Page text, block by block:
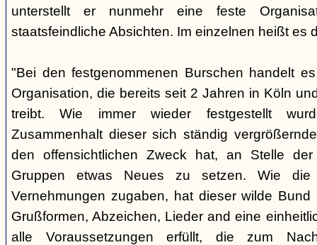
unterstellt er nunmehr eine feste
staatsfeindliche Absichten. Im einzelnen heißt es
"Bei den festgenommenen Burschen handelt
Organisation, die bereits seit 2 Jahren in Köln
treibt. Wie immer wieder festgestellt
Zusammenhalt dieser sich ständig
den offensichtlichen Zweck hat, an Stelle der
Gruppen etwas Neues zu setzen. Wie die
Vernehmungen zugaben, hat dieser wilde
Grußformen, Abzeichen, Lieder and eine
alle Voraussetzungen erfüllt, die zum